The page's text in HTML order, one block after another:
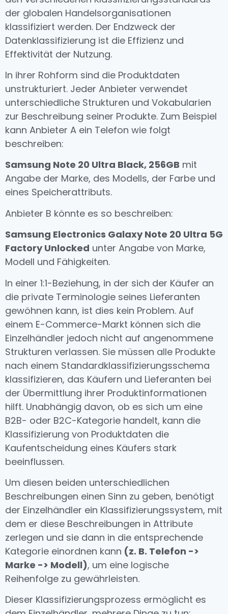
der globalen Handelsorganisationen
klassifiziert werden. Der Endzweck der
Datenklassifizierung ist die Effizienz und
Effektivität der Nutzung.
In ihrer Rohform sind die Produktdaten
unstrukturiert. Jeder Anbieter verwendet
unterschiedliche Strukturen und Vokabularien
zur Beschreibung seiner Produkte. Zum Beispiel
kann Anbieter A ein Telefon wie folgt
beschreiben:
Samsung Note 20 Ultra Black, 256GB mit
Angabe der Marke, des Modells, der Farbe und
eines Speicherattributs.
Anbieter B könnte es so beschreiben:
Samsung Electronics Galaxy Note 20 Ultra 5G
Factory Unlocked unter Angabe von Marke,
Modell und Fähigkeiten.
In einer 1:1-Beziehung, in der sich der Käufer an
die private Terminologie seines Lieferanten
gewöhnen kann, ist dies kein Problem. Auf
einem E-Commerce-Markt können sich die
Einzelhändler jedoch nicht auf angenommene
Strukturen verlassen. Sie müssen alle Produkte
nach einem Standardklassifizierungsschema
klassifizieren, das Käufern und Lieferanten bei
der Übermittlung ihrer Produktinformationen
hilft. Unabhängig davon, ob es sich um eine
B2B- oder B2C-Kategorie handelt, kann die
Klassifizierung von Produktdaten die
Kaufentscheidung eines Käufers stark
beeinflussen.
Um diesen beiden unterschiedlichen
Beschreibungen einen Sinn zu geben, benötigt
der Einzelhändler ein Klassifizierungssystem, mit
dem er diese Beschreibungen in Attribute
zerlegen und sie dann in die entsprechende
Kategorie einordnen kann (z. B. Telefon ->
Marke -> Modell), um eine logische
Reihenfolge zu gewährleisten.
Dieser Klassifizierungsprozess ermöglicht es